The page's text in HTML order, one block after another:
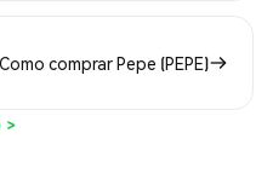
Como comprar Pepe (PEPE)